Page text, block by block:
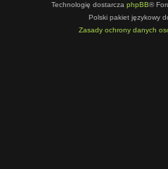
Technologię dostarcza phpBB®
Polski pakiet językowy
Zasady ochrony danych